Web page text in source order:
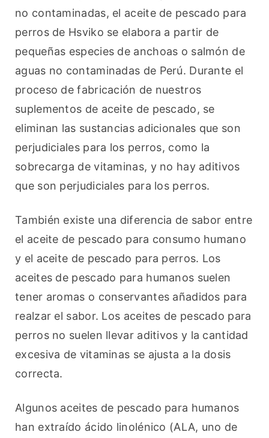
no contaminadas, el aceite de pescado para
perros de Hsviko se elabora a partir de
pequeñas especies de anchoas o salmón de
aguas no contaminadas de Perú. Durante el
proceso de fabricación de nuestros
suplementos de aceite de pescado, se
eliminan las sustancias adicionales que son
perjudiciales para los perros, como la
sobrecarga de vitaminas, y no hay aditivos
que son perjudiciales para los perros.
También existe una diferencia de sabor entre
el aceite de pescado para consumo humano
y el aceite de pescado para perros. Los
aceites de pescado para humanos suelen
tener aromas o conservantes añadidos para
realzar el sabor. Los aceites de pescado para
perros no suelen llevar aditivos y la cantidad
excesiva de vitaminas se ajusta a la dosis
correcta.
Algunos aceites de pescado para humanos
han extraído ácido linolénico (ALA, uno de